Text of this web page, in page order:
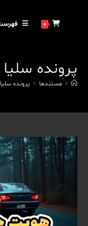
0
پرونده
> مستندها > پرونده